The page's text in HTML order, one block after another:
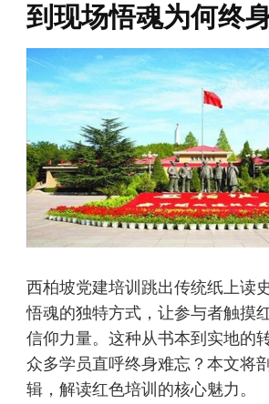
到现场悟魂为何终
西柏坡党建培训跳出传统纸上读
悟魂的独特方式，让参与者触摸
信仰力量。这种从书本到实地的
众多学员直呼终身难忘？本文将
辑，解读红色培训的核心魅力。